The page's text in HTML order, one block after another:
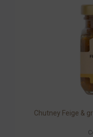
Chutney Feige &